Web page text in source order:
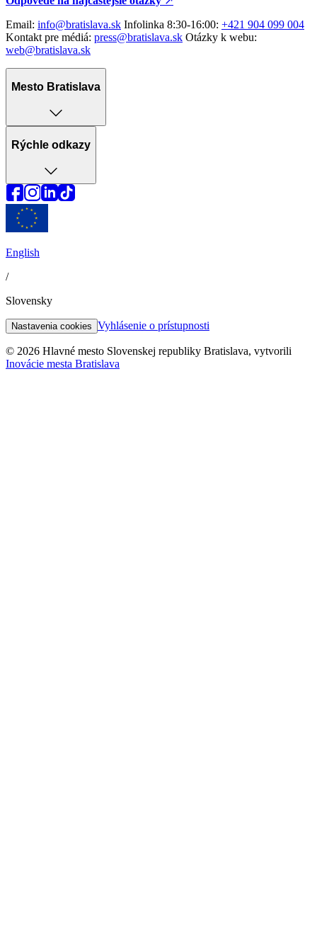
Email: info@bratislava.sk Infolinka 8:30-16:00: +421 904 099 004
Kontakt pre médiá: press@bratislava.sk Otázky k webu:
web@bratislava.sk
Mesto Bratislava
Rýchle odkazy
English
/
Slovensky
Nastavenia cookies Vyhlásenie o prístupnosti
© 2026 Hlavné mesto Slovenskej republiky Bratislava, vytvorili
Inovácie mesta Bratislava